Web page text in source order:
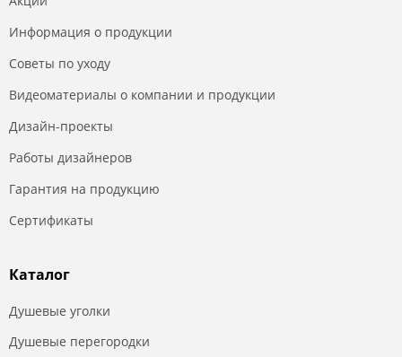
Информация о продукции
Советы по уходу
Видеоматериалы о компании и продукции
Дизайн-проекты
Работы дизайнеров
Гарантия на продукцию
Сертификаты
Каталог
Душевые уголки
Душевые перегородки